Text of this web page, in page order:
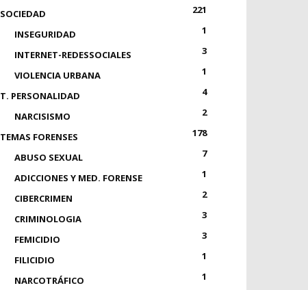
SOCIEDAD
221
INSEGURIDAD
1
INTERNET-REDESSOCIALES
3
VIOLENCIA URBANA
1
T. PERSONALIDAD
4
NARCISISMO
2
TEMAS FORENSES
178
ABUSO SEXUAL
7
ADICCIONES Y MED. FORENSE
1
CIBERCRIMEN
2
CRIMINOLOGIA
3
FEMICIDIO
3
FILICIDIO
1
NARCOTRÁFICO
1